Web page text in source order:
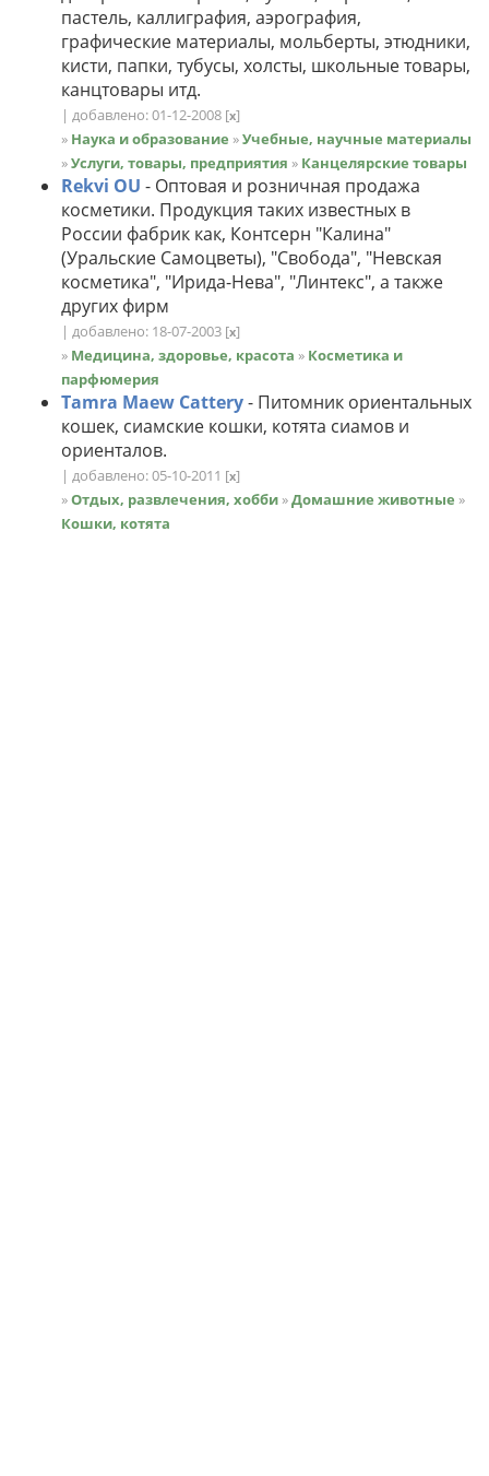
пастель, каллиграфия, аэрография,
графические материалы, мольберты, этюдники,
кисти, папки, тубусы, холсты, школьные товары,
канцтовары итд.
| добавлено: 01-12-2008 [x]
» Наука и образование »Учебные, научные материалы
»Услуги, товары, предприятия » Канцелярские товары
Rekvi OU - Оптовая и розничная продажа
косметики. Продукция таких известных в
России фабрик как, Контсерн "Калина"
(Уральские Самоцветы), "Свобода", "Невская
косметика", "Ирида-Нева", "Линтекс", а также
других фирм
| добавлено: 18-07-2003 [x]
» Медицина, здоровье, красота » Косметика и
парфюмерия
Tamra Maew Cattery- Питомник ориентальных
кошек, сиамские кошки, котята сиамов и
ориенталов.
| добавлено: 05-10-2011 [x]
»Отдых, развлечения, хобби »Домашние животные »
Кошки, котята